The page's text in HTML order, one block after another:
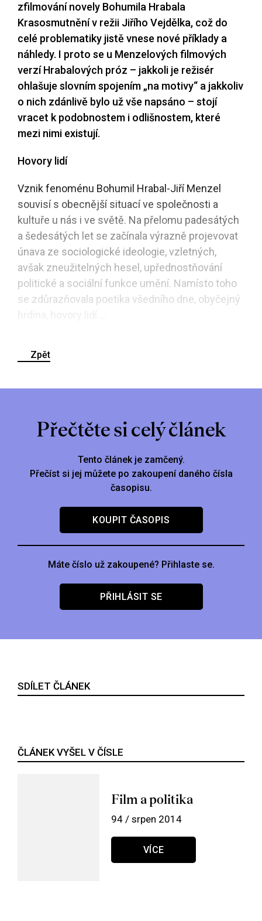
zfilmování novely Bohumila Hrabala
Krasosmutnění v režii Jiřího Vejdělka, což do
celé problematiky jistě vnese nové příklady a
náhledy. I proto se u Menzelových filmových
verzí Hrabalových próz – jakkoli je režisér
ohlašuje slovním spojením „na motivy“ a jakkoliv
o nich zdánlivě bylo už vše napsáno – stojí
vracet k podobnostem i odlišnostem, které
mezi nimi existují.
Hovory lidí
Vznik fenoménu Bohumil Hrabal-Jiří Menzel
souvisí s obecnější situací ve společnosti a
kultuře u nás i ve světě. Na přelomu padesátých
a šedesátých let se začínala výrazně projevovat
únava ze sociologické ideologie, vzletných,
avšak zneužitelných hesel, upřednostňování
politické a sociální funkce umění. Namísto toho
se zdůrazňovala poetika všedního dne, obyčejný
Zpět
Přečtěte si celý článek
Tento článek je zamčený.
Přečíst si jej můžete po zakoupení daného čísla
časopisu.
KOUPIT ČASOPIS
Máte číslo už zakoupené? Přihlaste se.
PŘIHLÁSIT SE
SDÍLET ČLÁNEK
ČLÁNEK VYŠEL V ČÍSLE
Film a politika
94 / srpen 2014
VÍCE